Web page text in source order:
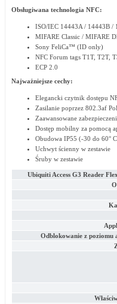
Obsługiwana technologia NFC:
ISO/IEC 14443A / 14443B /
MIFARE Classic / MIFARE
Sony FeliCa™ (ID only)
NFC Forum tags T1T, T2T,
ECP 2.0
Najważniejsze cechy:
Elegancki czytnik dostępu
Zasilanie poprzez 802.3af
Zaawansowane
Dostęp mobilny za pomocą
Obudowa IP55 (-30 do 60°
Uchwyt ścienny w zestawie
Śruby w zestawie
Ubiquiti Access G3 Reader
Odblokowanie z poziomu